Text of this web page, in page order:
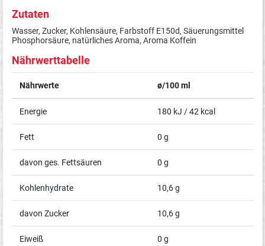
Zutaten
Wasser, Zucker, Kohlensäure, Farbstoff E150d, Säuerungsmittel
Phosphorsäure, natürliches Aroma, Aroma Koffein
Nährwerttabelle
Nährwerte ø/100 ml
Energie 180 kJ / 42 kcal
Fett 0 g
davon ges. Fettsäuren 0 g
Kohlenhydrate 10,6 g
davon Zucker 10,6 g
Eiweiß 0 g